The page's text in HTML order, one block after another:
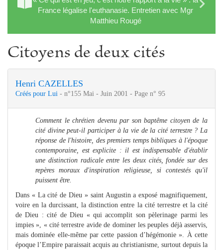
France légalise l'euthanasie. Entretien avec Mgr
Matthieu Rougé
Citoyens de deux cités
Henri CAZELLES
Créés pour Lui - n°155 Mai - Juin 2001 - Page n° 95
Comment le chrétien devenu par son baptême citoyen de la
cité divine peut-il participer à la vie de la cité terrestre ? La
réponse de l'histoire, des premiers temps bibliques à l'époque
contemporaine, est explicite : il est indispensable d'établir
une distinction radicale entre les deux cités, fondée sur des
repères moraux d'inspiration religieuse, si contestés qu'il
puissent être.
Dans « La cité de Dieu » saint Augustin a exposé magnifiquement,
voire en la durcissant, la distinction entre la cité terrestre et la cité
de Dieu : cité de Dieu « qui accomplit son pèlerinage parmi les
impies », « cité terrestre avide de dominer les peuples déjà asservis,
mais dominée elle-même par cette passion d’hégémonie ». À cette
époque l’Empire paraissait acquis au christianisme, surtout depuis la